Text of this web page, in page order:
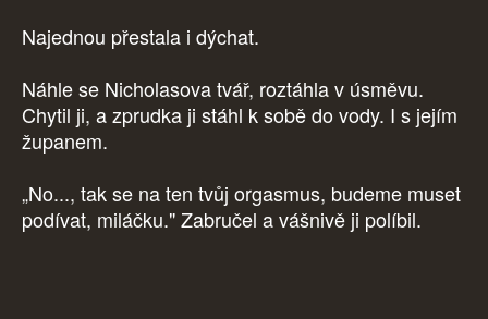
Najednou přestala i dýchat.
Náhle se Nicholasova tvář, roztáhla v úsměvu.
Chytil ji, a zprudka ji stáhl k sobě do vody. I s jejím
županem.
„No..., tak se na ten tvůj orgasmus, budeme muset
podívat, miláčku." Zabručel a vášnivě ji políbil.